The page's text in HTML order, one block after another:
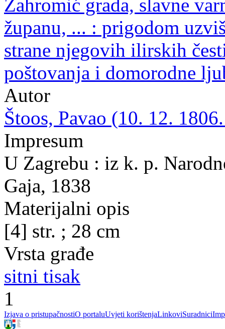
Zahromić grada, slavne
županu, ... : prigodom
strane njegovih ilirskih
poštovanja i domorodne
Autor
Štoos, Pavao (10. 12.
Impresum
U Zagrebu : iz k. p.
Gaja, 1838
Materijalni opis
[4] str. ; 28 cm
Vrsta građe
sitni tisak
1
Izjava o pristupačnostiO portaluUvjeti korištenjaLinkoviSuradnici